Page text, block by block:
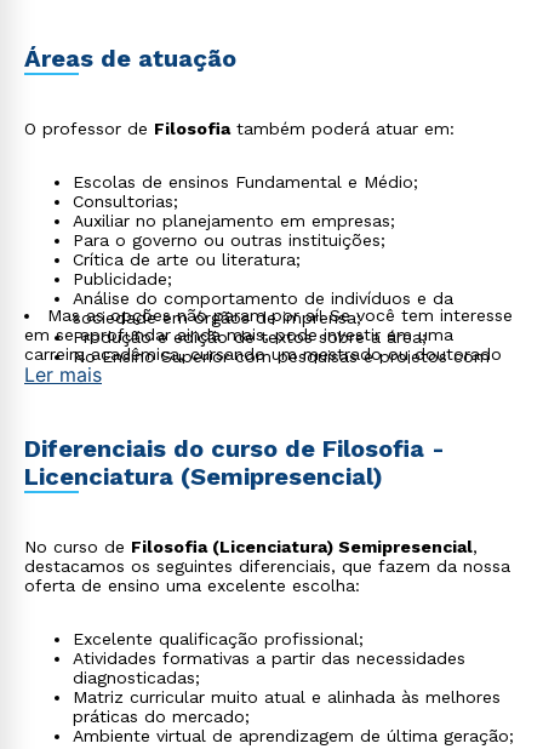
Áreas de atuação
O professor de Filosofiatambém poderá atuar em:
Escolas de ensinos Fundamental e Médio;
Consultorias;
Auxiliar no planejamento em empresas;
Para o governo ou outras instituições;
Crítica de arte ou literatura;
Publicidade;
Análise do comportamento de indivíduos e da
sociedade em órgãos de imprensa;
Produção e edição de textos sobre a área;
No Ensino Superior com pesquisas e projetos com
alunos e professores
Mas as opções não param por aí! Se você tem interesse
em se aprofundar ainda mais, pode investir em uma
carreira acadêmica, cursando um mestrado ou doutorado
Ler mais
Diferenciais do curso de Filosofia -
Licenciatura (Semipresencial)
No curso de Filosofia (Licenciatura) Semipresencial,
destacamos os seguintes diferenciais, que fazem da nossa
oferta de ensino uma excelente escolha:
Excelente qualificação profissional;
Atividades formativas a partir das necessidades
diagnosticadas;
Matriz curricular muito atual e alinhada às melhores
práticas do mercado;
Ambiente virtual de aprendizagem de última geração;